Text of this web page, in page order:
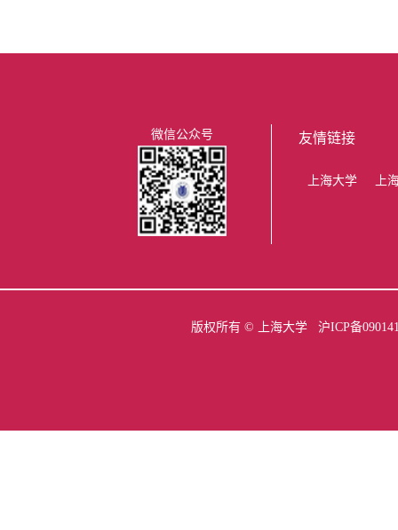
微信公众号 友情链接
上海大学 上
版权所有 © 上海大学 沪ICP备